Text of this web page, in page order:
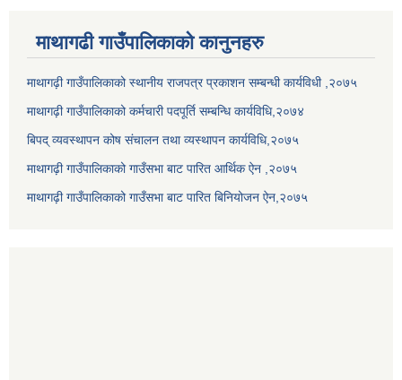
माथागढी गाउँपालिकाको कानुनहरु
माथागढ़ी गाउँपालिकाको स्थानीय राजपत्र प्रकाशन सम्बन्धी कार्यविधी ,२०७५
माथागढ़ी गाउँपालिकाको कर्मचारी पदपूर्ति सम्बन्धि कार्यविधि,२०७४
बिपद् व्यवस्थापन कोष संचालन तथा व्यस्थापन कार्यविधि,२०७५
माथागढ़ी गाउँपालिकाको गाउँसभा बाट पारित आर्थिक ऐन ,२०७५
माथागढ़ी गाउँपालिकाको गाउँसभा बाट पारित बिनियोजन ऐन,२०७५